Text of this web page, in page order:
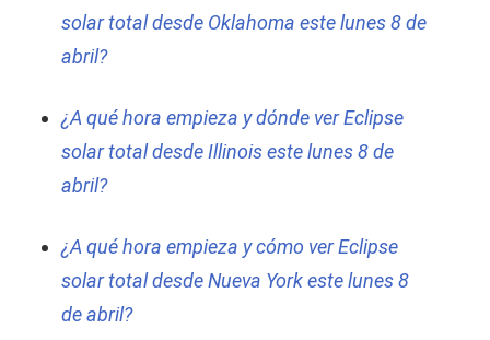
solar total desde Oklahoma este lunes 8 de
abril?
¿A qué hora empieza y dónde ver Eclipse
solar total desde Illinois este lunes 8 de
abril?
¿A qué hora empieza y cómo ver Eclipse
solar total desde Nueva York este lunes 8
de abril?